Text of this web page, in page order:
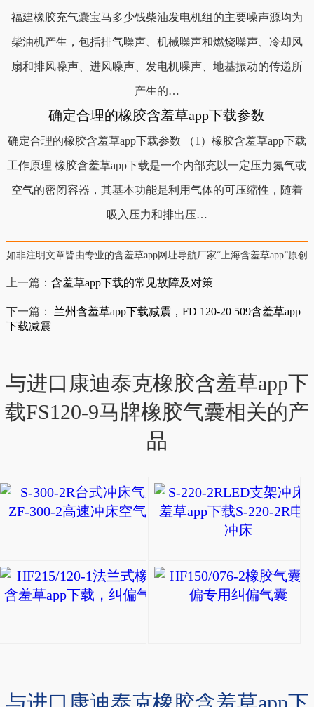
福建橡胶充气囊宝马多少钱柴油发电机组的主要噪声源均为
柴油机产生，包括排气噪声、机械噪声和燃烧噪声、冷却风
扇和排风噪声、进风噪声、发电机噪声、地基振动的传递所
产生的…
确定合理的橡胶含羞草app下载参数
确定合理的橡胶含羞草app下载参数 （1）橡胶含羞草app下载
工作原理 橡胶含羞草app下载是一个内部充以一定压力氮气或
空气的密闭容器，其基本功能是利用气体的可压缩性，随着
吸入压力和排出压…
如非注明文章皆由专业的含羞草app网址导航厂家“上海含羞草app”原创，
上一篇： 含羞草app下载的常见故障及对策
下一篇：
兰州含羞草app下载减震，FD 120-20 509含羞草app
下载减震
与进口康迪泰克橡胶含羞草app下
载FS120-9马牌橡胶气囊相关的产
品
S-300-2R台式冲床气
ZF
封
囊
HF215/120-1法兰式橡
HF215/120-
式